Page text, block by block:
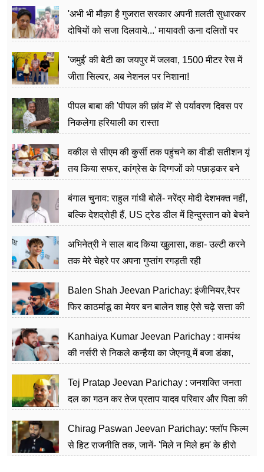
'अभी भी मौक़ा है गुजरात सरकार अपनी ग़लती सुधारकर
दोषियों को सजा दिलवाये...' मायावती ऊना दलितों पर
'जमुई' की बेटी का जयपुर में जलवा, 1500 मीटर रेस में
जीता सिल्वर, अब नेशनल पर निशाना!
पीपल बाबा की 'पीपल की छांव में' से पर्यावरण दिवस पर
निकलेगा हरियाली का रास्ता
वकील से सीएम की कुर्सी तक पहुंचने का वीडी सतीशन यूं
तय किया सफर, कांग्रेस के दिग्गजों को पछाड़कर बने
बंगाल चुनाव: राहुल गांधी बोलें- नरेंद्र मोदी देशभक्त नहीं,
बल्कि देशद्रोही हैं, US ट्रेड डील में हिन्दुस्तान को बेचने
अभिनेत्री ने साल बाद किया खुलासा, कहा- उल्टी करने
तक मेरे चेहरे पर अपना गुप्तांग रगड़ती रही
Balen Shah Jeevan Parichay: इंजीनियर,रैपर
फिर काठमांडू का मेयर बन बालेन शाह ऐसे चढ़े सत्ता की
Kanhaiya Kumar Jeevan Parichay : वामपंथ
की नर्सरी से निकले कन्हैया का जेएनयू में बजा डंका,
Tej Pratap Jeevan Parichay : जनशक्ति जनता
दल का गठन कर तेज प्रताप यादव परिवार और पिता की
Chirag Paswan Jeevan Parichay: फ्लॉप फिल्म
से हिट राजनीति तक, जानें- 'मिले न मिले हम' के हीरो